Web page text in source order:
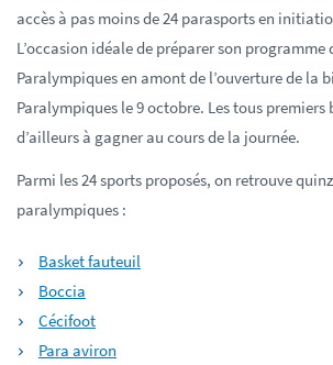
accès à pas moins de 24 parasports en
L’occasion idéale de préparer son programme
Paralympiques en amont de l’ouverture de la
Paralympiques le 9 octobre. Les tous
d’ailleurs à gagner au cours de la journée.
Parmi les 24 sports proposés, on retrouve
paralympiques :
Basket fauteuil
Boccia
Cécifoot
Para aviron